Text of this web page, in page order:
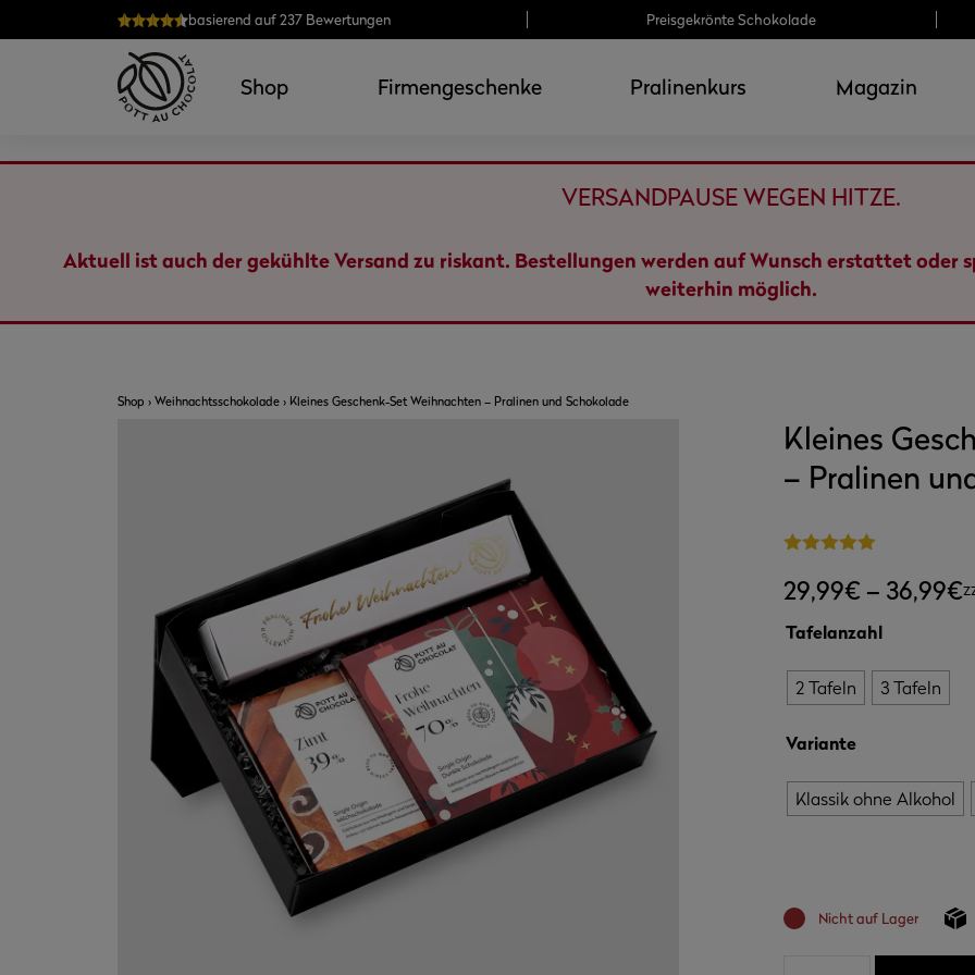
Inhalt
basierend auf 237 Bewertungen Preisgekrönte Schokolade
Shop Firmengeschenke Pralinenkurs Magazin
VERSANDPAUSE WEGEN HITZE.
Aktuell ist auch der gekühlte Versand zu riskant. Bestellungen werden auf Wunsch erstattet oder
weiterhin möglich.
Shop › Weihnachtsschokolade › Kleines Geschenk-Set Weihnachten – Pralinen und Schokolade
Kleines
– Pralinen
29,99€ – 36,99€
Tafelanzahl
2 Tafeln 3 Tafeln
Variante
Klassik ohne Alkohol
Nicht auf Lager